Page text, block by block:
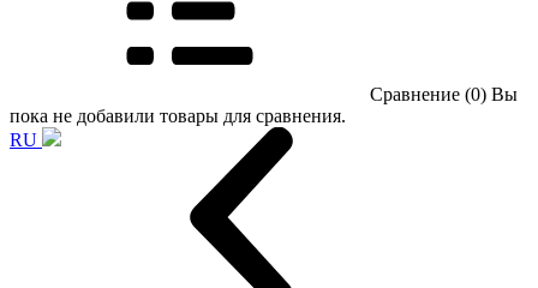
Сравнение (0) Вы
пока не добавили товары для сравнения.
RU